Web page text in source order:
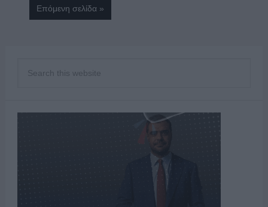
Επόμενη σελίδα »